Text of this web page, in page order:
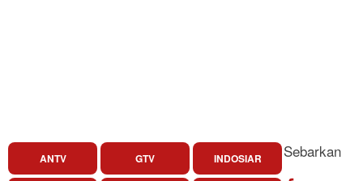
ANTV GTV INDOSIAR Sebarkan